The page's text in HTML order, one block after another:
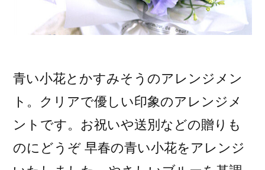
青い小花とかすみそうのアレンジメン
ト。クリアで優しい印象のアレンジメ
ントです。お祝いや送別などの贈りも
のにどうぞ 早春の青い小花をアレンジ